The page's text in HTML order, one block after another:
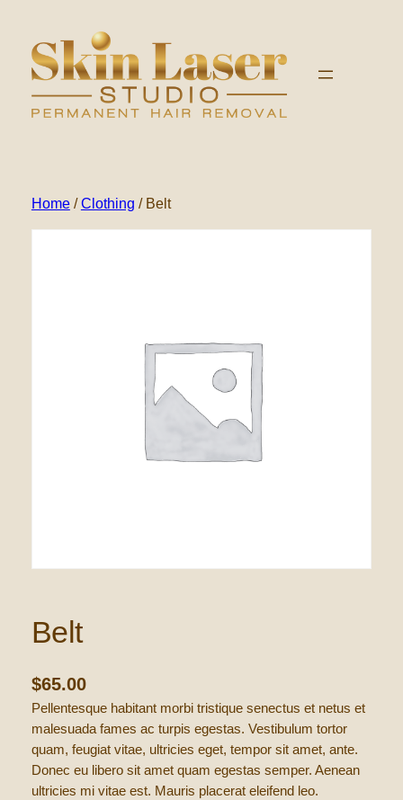
inhoud
Home/Clothing / Belt
Belt
$65.00
Pellentesque habitant morbi tristique senectus et netus et
malesuada fames ac turpis egestas. Vestibulum tortor
quam, feugiat vitae, ultricies eget, tempor sit amet, ante.
Donec eu libero sit amet quam egestas semper. Aenean
ultricies mi vitae est. Mauris placerat eleifend leo.